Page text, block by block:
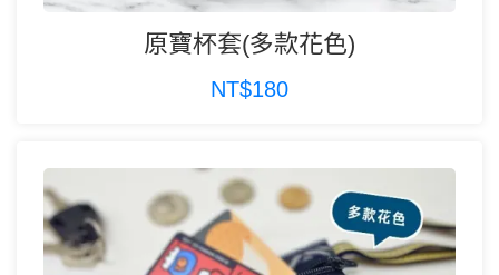
原寶杯套(多款花色)
NT$180